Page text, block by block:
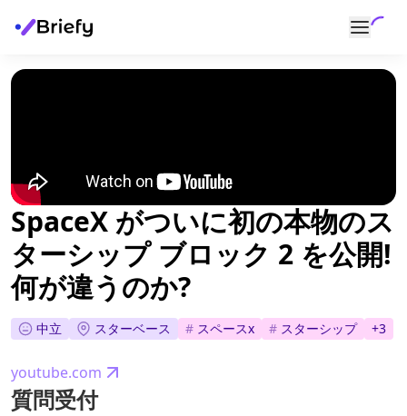
SpaceX がついに初の本物のス
ターシップ ブロック 2 を公開!
何が違うのか?
中立 スターベース # スペースx # スターシップ +3
youtube.com
質問受付